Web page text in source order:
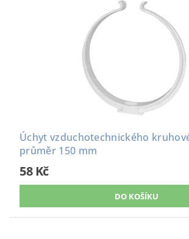
Úchyt vzduchotechnického
průměr 150 mm
58 Kč